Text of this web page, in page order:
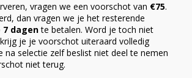
vragen we een voorschot van €75.
dan vragen we je het resterende
7 dagen te betalen. Word je toch niet
je je voorschot uiteraard volledig
na selectie zelf beslist niet deel te nemen
niet terug.